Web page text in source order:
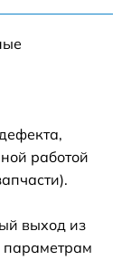
работой
выход из
параметрам